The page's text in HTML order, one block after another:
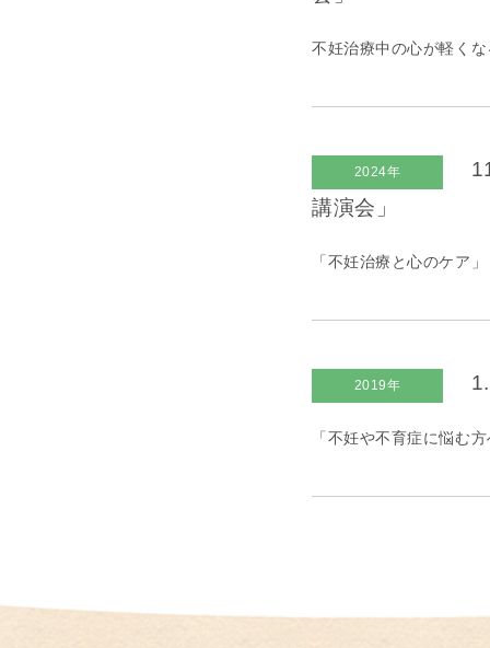
不妊治療中の心が軽く
2024年
講演会」
「不妊治療と心のケア
2019年
「不妊や不育症に悩む